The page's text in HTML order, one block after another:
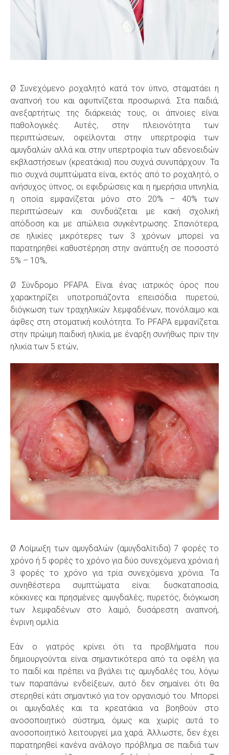
Ø Συνεχόμενο ροχαλητό κατά τον ύπνο, σταματάει η
αναπνοή του και αφυπνίζεται προσωρινά. Στα παιδιά,
ανεξαρτήτως της διάρκειάς τους, οι άπνοιες είναι
παθολογικές. Αυτές, στην πλειονότητα των
περιπτώσεων, οφείλονται στην υπερτροφία των
αμυγδαλών αλλά και στην υπερτροφία των αδενοειδών
εκβλαστήσεων (κρεατάκια) που συχνά συνυπάρχουν. Τα
πιο συχνά συμπτώματα είναι, εκτός από το ροχαλητό, ο
ανήσυχος ύπνος, οι εφιδρώσεις και η ημερήσια υπνηλία,
η οποία εμφανίζεται μόνο στο 20% – 40% των
περιπτώσεων και συνδυάζεται με κακή σχολική
απόδοση και με απώλεια συγκέντρωσης. Σπανιότερα,
σε ηλικίες μικρότερες των 3 χρόνων μπορεί να
παρατηρηθεί καθυστέρηση στην ανάπτυξη σε ποσοστό
5% – 10%,
Ø Σύνδρομο PFAPA. Είναι ένας ιατρικός όρος που
χαρακτηρίζει υποτροπιάζοντα επεισόδια πυρετού,
διόγκωση των τραχηλικών λεμφαδένων, πονόλαιμο και
άφθες στη στοματική κοιλότητα. Το PFAPA εμφανίζεται
στην πρώιμη παιδική ηλικία, με έναρξη συνήθως πριν την
ηλικία των 5 ετών,
Ø Λοίμωξη των αμυγδαλών (αμυγδαλίτιδα) 7 φορές το
χρόνο ή 5 φορές το χρόνο για δύο συνεχόμενα χρόνια ή
3 φορές το χρόνο για τρία συνεχόμενα χρόνια. Τα
συνηθέστερα συμπτώματα είναι: δυσκαταποσία,
κόκκινες και πρησμένες αμυγδαλές, πυρετός, διόγκωση
των λεμφαδένων στο λαιμό, δυσάρεστη αναπνοή,
ένρινη ομιλία
Εάν ο γιατρός κρίνει ότι τα προβλήματα που
δημιουργούνται είναι σημαντικότερα από τα οφέλη για
το παιδί και πρέπει να βγάλει τις αμυγδαλές του, λόγω
των παραπάνω ενδείξεων, αυτό δεν σημαίνει ότι θα
στερηθεί κάτι σημαντικό για τον οργανισμό του. Μπορεί
οι αμυγδαλές και τα κρεατάκια να βοηθούν στο
ανοσοποιητικό σύστημα, όμως και χωρίς αυτά το
ανοσοποιητικό λειτουργεί μια χαρά. Άλλωστε, δεν έχει
παρατηρηθεί κανένα ανάλογο πρόβλημα σε παιδιά των